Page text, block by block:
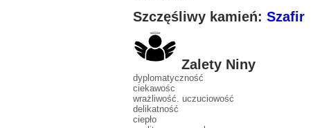
Szczęśliwy kamień: Szafir
Zalety Niny
dyplomatyczność
ciekawośc
wrażliwość. uczuciowość
delikatność
ciepło